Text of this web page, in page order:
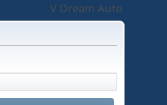
V Dream Auto